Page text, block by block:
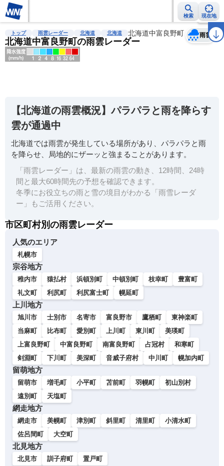
検索 現在地
雨雲レーダー 台風情報 地震情報 警報・注意報 2週間天気 ラ
トップ 雨雲レーダー 北海道 北海道 北海道中富良野町
北海道中富良野町の雨雲レーダー
雨雲
天気 台風
【北海道の雨雲概況】パラパラと雨を降らす
雲が通過中
北海道では雨雲が発生している場所があり、パラパラと雨
を降らせ、局地的にザーッと強まることがあります。
「雨雲レーダー」は、最新の雨雲の動き、12時間、24時
間と最大60時間先の予想を確認できます。
冬季にお役立ちの雨と雪の境目がわかる「雨雪レーダ
ー」もご活用ください。
市区町村別の雨雲レーダー
人気のエリア
札幌市
宗谷地方
稚内市 猿払村 浜頓別町 中頓別町 枝幸町
豊富町
礼文町
利尻町 利尻富士町 幌延町
上川地方
旭川市 士別市 名寄市 富良野市 鷹栖町
東神楽町
当麻町
比布町 愛別町 上川町 東川町
美瑛町
上富良野町
中富良野町 南富良野町 占冠村
和寒町
剣淵町
下川町 美深町 音威子府村 中川町 幌加内町
留萌地方
留萌市 増毛町 小平町 苫前町 羽幌町
初山別村
遠別町
天塩町
網走地方
網走市 美幌町 津別町 斜里町 清里町
小清水町
佐呂間町
大空町
北見地方
北見市 訓子府町 置戸町